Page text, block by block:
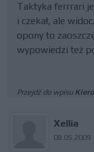
Taktyka ferrrari
i czekał, ale
opony to
wypowiedzi też
Przejdź do wpisu
Xellia
08.05.2009